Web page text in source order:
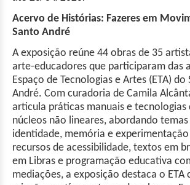
Acervo de Histórias: Fazeres em
Santo André
A exposição reúne 44 obras de 35
arte-educadores que participaram das
Espaço de Tecnologias e Artes (ETA) do
André. Com curadoria de Camila
articula práticas manuais e tecnologias
núcleos não lineares, abordando
identidade, memória e
recursos de acessibilidade, textos em
em Libras e programação educativa
mediações, a exposição destaca o ETA